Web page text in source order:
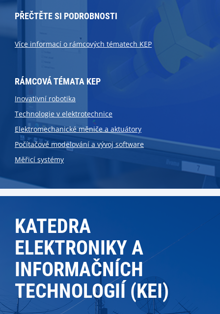
PŘEČTĚTE SI PODROBNOSTI
Více informací o rámcových tématech KEP
RÁMCOVÁ TÉMATA KEP
Inovativní robotika
Technologie v elektrotechnice
Elektromechanické měniče a aktuátory
Počítačové modelování a vývoj software
Měřicí systémy
KATEDRA
ELEKTRONIKY A
INFORMAČNÍCH
TECHNOLOGIÍ (KEI)